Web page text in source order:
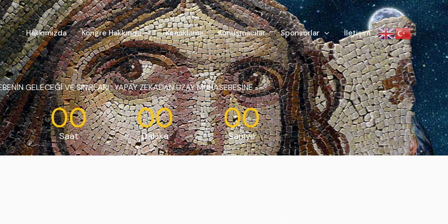
Hakkımızda Kongre Hakkında Konaklama Konuşmacılar Sponsorlar İletişim
GELECEĞİ VE SINIRLARI : YAPAY ZEKADAN UZAY MUHASEBESİNE
00
Saat
00
Dakika
00
Saniye